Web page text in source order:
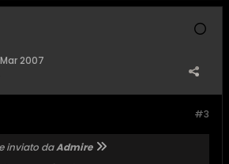
Mar 2007
#3
inviato daAdmire